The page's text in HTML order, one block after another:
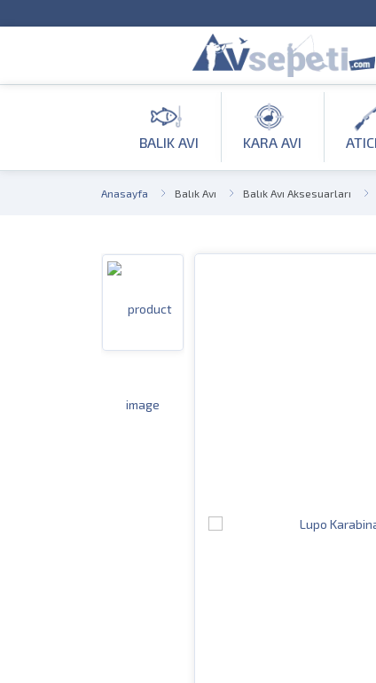
BALIK AVI KARA AVI
Anasayfa Balık Avı Balık Avı Aksesuarları